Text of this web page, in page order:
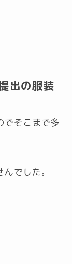
出の服装
でそこまで多
でした。